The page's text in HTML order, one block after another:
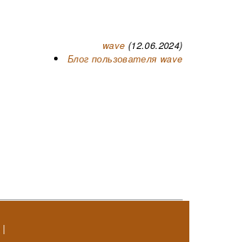
wave (12.06.2024)
Блог пользователя wave
|